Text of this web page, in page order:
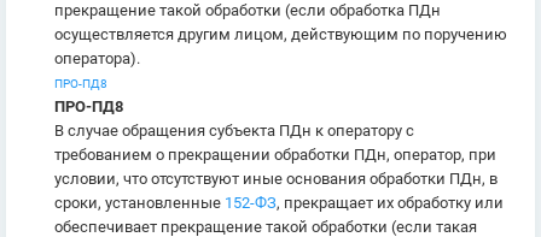
прекращение такой обработки (если обработка ПДн
осуществляется другим лицом, действующим по поручению
оператора).
ПРО-ПД8
ПРО-ПД8
В случае обращения субъекта ПДн к оператору с
требованием о прекращении обработки ПДн, оператор, при
условии, что отсутствуют иные основания обработки ПДн, в
сроки, установленные 152-ФЗ, прекращает их обработку или
обеспечивает прекращение такой обработки (если такая